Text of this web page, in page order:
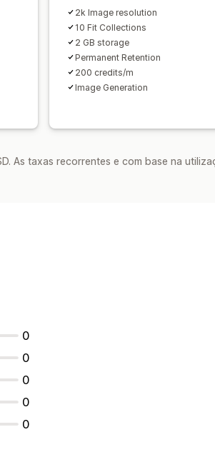
2k Image resolution
10 Fit Collections
2 GB storage
Permanent Retention
200 credits/m
Image Generation
As taxas recorrentes e com base na
0
0
0
0
0